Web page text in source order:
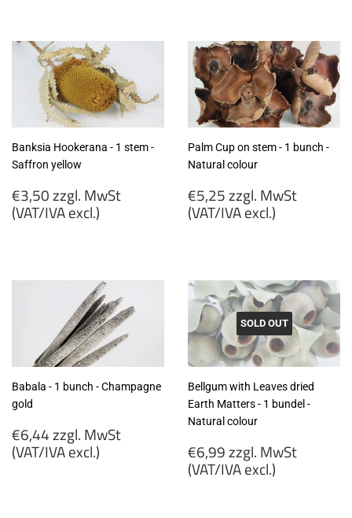
MwSt
(VAT/IVA
excl.)
MwSt
(VAT/IVA
excl.)
Banksia Hookerana - 1 stem -
Saffron yellow
Regular
price
€3,50 zzgl. MwSt
(VAT/IVA excl.)
MwSt
Palm Cup on stem - 1 bunch -
Natural colour
Regular
price
€5,25 zzgl. MwSt
(VAT/IVA excl.)
MwSt
(VAT/IVA
excl.)
Babala - 1 bunch - Champagne
gold
Regular
price
€6,44 zzgl. MwSt
(VAT/IVA excl.)
SOLD OUT
Bellgum with Leaves dried
Earth Matters - 1 bundel -
Natural colour
Regular
price
€6,99 zzgl. MwSt
(VAT/IVA excl.)